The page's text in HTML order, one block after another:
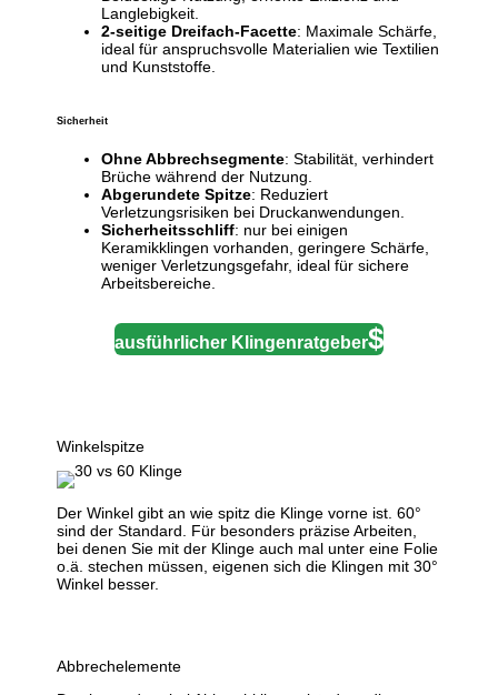
Langlebigkeit.
2-seitige Dreifach-Facette: Maximale Schärfe,
ideal für anspruchsvolle Materialien wie Textilien
und Kunststoffe.
Sicherheit
Ohne Abbrechsegmente: Stabilität, verhindert
Brüche während der Nutzung.
Abgerundete Spitze: Reduziert
Verletzungsrisiken bei Druckanwendungen.
Sicherheitsschliff: nur bei einigen
Keramikklingen vorhanden, geringere Schärfe,
weniger Verletzungsgefahr, ideal für sichere
Arbeitsbereiche.
ausführlicher Klingenratgeber
Winkelspitze
Der Winkel gibt an wie spitz die Klinge vorne ist. 60°
sind der Standard. Für besonders präzise Arbeiten,
bei denen Sie mit der Klinge auch mal unter eine Folie
o.ä. stechen müssen, eigenen sich die Klingen mit 30°
Winkel besser.
Abbrechelemente